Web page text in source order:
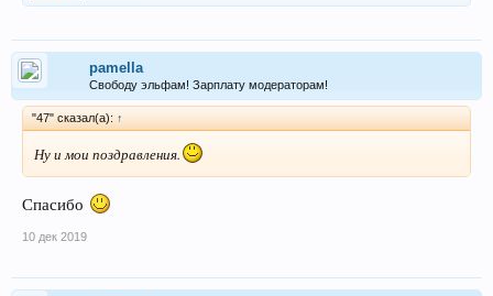
pamella
Свободу эльфам! Зарплату модераторам!
"47" сказал(а): ↑
Ну и мои поздравления.
Спасибо
10 дек 2019